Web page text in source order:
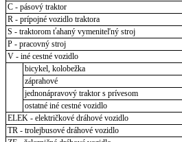
C - pásový traktor
R - prípojné vozidlo traktora
S - traktorom ťahaný vymeniteľný stroj
P - pracovný stroj
V - iné cestné vozidlo
bicykel, kolobežka
záprahové
jednonápravový traktor s prívesom
ostatné iné cestné vozidlo
ELEK - električkové dráhové vozidlo
TR - trolejbusové dráhové vozidlo